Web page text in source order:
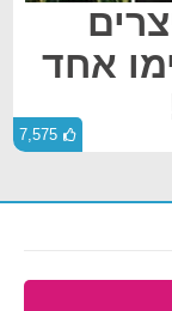
אחד
7,575